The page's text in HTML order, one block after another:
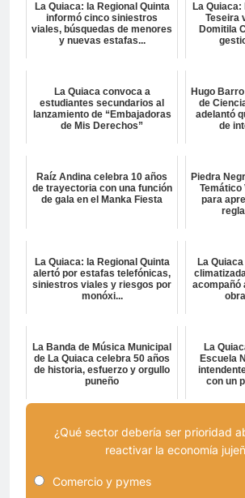
La Quiaca: la Regional Quinta
informó cinco siniestros
viales, búsquedas de menores
y nuevas estafas...
La
Teseira
Domitila
La Quiaca convoca a
estudiantes secundarios al
lanzamiento de “Embajadoras
de Mis Derechos”
Hugo
de
adelantó
de
Raíz Andina celebra 10 años
de trayectoria con una función
de gala en el Manka Fiesta
Piedra
Temático
para
La Quiaca: la Regional Quinta
alertó por estafas telefónicas,
siniestros viales y riesgos por
monóxi...
La
acompañó
La Banda de Música Municipal
de La Quiaca celebra 50 años
de historia, esfuerzo y orgullo
puneño
La
Escuela
con un
¿Qué sector debería ser prioridad
reactivar la economía
Comercio y pymes